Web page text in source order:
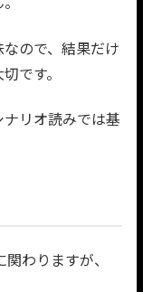
ので、結果だけ
です。
リオ読みでは基
わりますが、